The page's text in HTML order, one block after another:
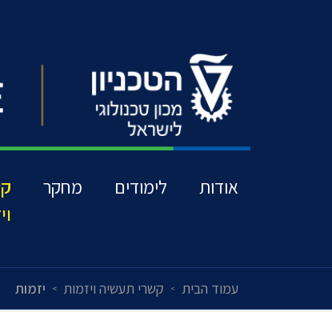
אודות לימודים מחקר
עמוד הבית קשרי תעשיה ויזמות יזמות